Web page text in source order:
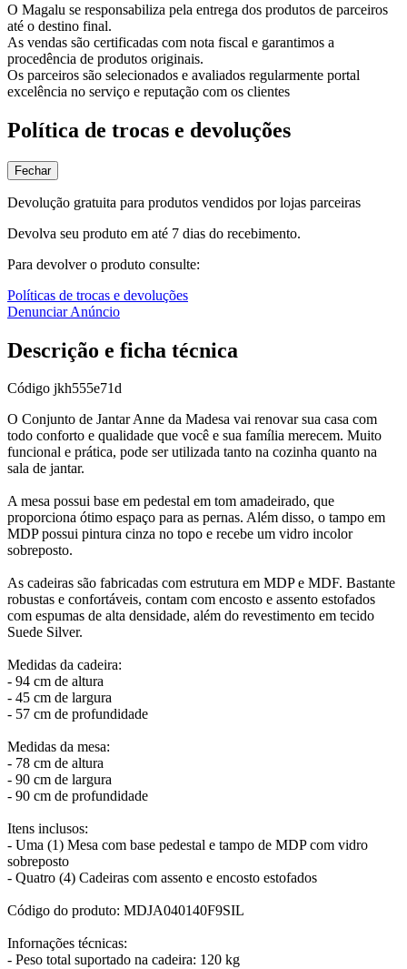
O Magalu se responsabiliza pela entrega dos produtos de parceiros
até o destino final.
As vendas são certificadas com nota fiscal e garantimos a
procedência de produtos originais.
Os parceiros são selecionados e avaliados regularmente portal
excelência no serviço e reputação com os clientes
Política de trocas e devoluções
Fechar
Devolução gratuita para produtos vendidos por lojas parceiras
Devolva seu produto em até 7 dias do recebimento.
Para devolver o produto consulte:
Políticas de trocas e devoluções
Denunciar Anúncio
Descrição e ficha técnica
Código jkh555e71d
O Conjunto de Jantar Anne da Madesa vai renovar sua casa com
todo conforto e qualidade que você e sua família merecem. Muito
funcional e prática, pode ser utilizada tanto na cozinha quanto na
sala de jantar.
A mesa possui base em pedestal em tom amadeirado, que
proporciona ótimo espaço para as pernas. Além disso, o tampo em
MDP possui pintura cinza no topo e recebe um vidro incolor
sobreposto.
As cadeiras são fabricadas com estrutura em MDP e MDF. Bastante
robustas e confortáveis, contam com encosto e assento estofados
com espumas de alta densidade, além do revestimento em tecido
Suede Silver.
Medidas da cadeira:
- 94 cm de altura
- 45 cm de largura
- 57 cm de profundidade
Medidas da mesa:
- 78 cm de altura
- 90 cm de largura
- 90 cm de profundidade
Itens inclusos:
- Uma (1) Mesa com base pedestal e tampo de MDP com vidro
sobreposto
- Quatro (4) Cadeiras com assento e encosto estofados
Código do produto: MDJA040140F9SIL
Infornações técnicas:
- Peso total suportado na cadeira: 120 kg